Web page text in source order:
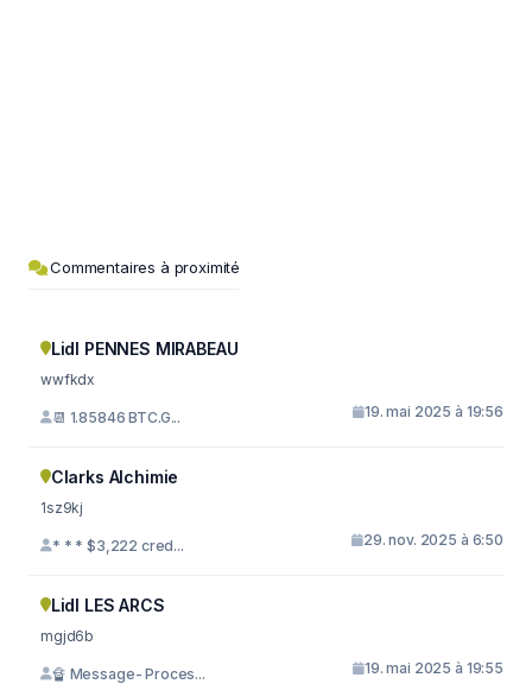
Commentaires à proximité
Lidl PENNES MIRABEAU
wwfkdx
📆 1.85846 BTC.G... 19. mai 2025 à 19:56
Clarks Alchimie
1sz9kj
* * * $3,222 cred... 29. nov. 2025 à 6:50
Lidl LES ARCS
mgjd6b
🔏 Message- Proces... 19. mai 2025 à 19:55